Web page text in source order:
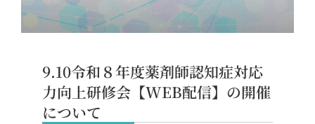
9.10令和８年度薬剤師認知症対応
力向上研修会【WEB配信】の開催
について